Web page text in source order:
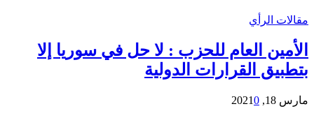
مقالات الرأي
الأمين العام للحزب : لا حل في سوريا إلا
بتطبيق القرارات الدولية
مارس 18, 2021 0